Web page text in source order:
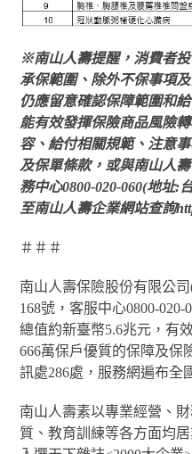
※南山人壽提醒，消費者
承保範圍、除外不保事項
仍應留意確認保障範圍和
能有效發揮保險商品風險
容、給付相關規範、注意
及保單條款，或與南山人
務中心0800-020-060(地址:
至南山人壽企業網站查詢
＃＃＃
南山人壽保險股份有限公
168號，客服中心0800-
總值約新臺幣5.6兆元，有
666萬保戶優質的保障及保
訊處286處，服務網遍布全
南山人壽素以專業經營、
質、教育訓練等各方面均